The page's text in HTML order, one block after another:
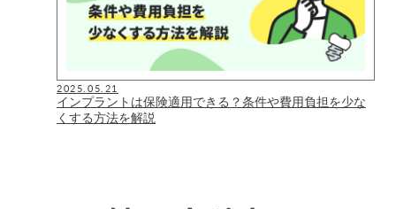
2025.05.21
インプラントは保険適用できる？条件や費用負担を少な
くする方法を解説